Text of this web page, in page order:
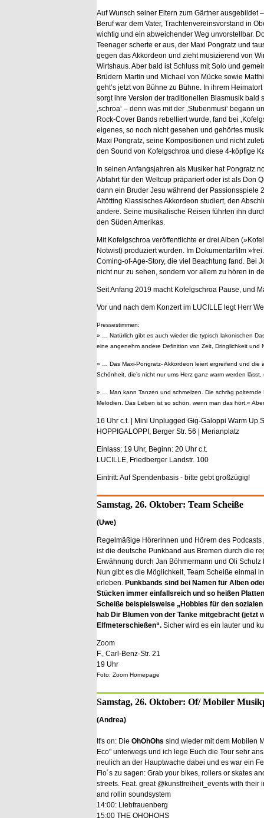
Auf Wunsch seiner Eltern zum Gärtner ausgebildet
Beruf war dem Vater, Trachtenvereinsvorstand in
wichtig und ein abweichender Weg unvorstellbar.
Teenager scherte er aus, der Maxi Pongratz und
gegen das Akkordeon und zieht musizierend von
Wirtshaus. Aber bald ist Schluss mit Solo und
Brüdern Martin und Michael von Mücke sowie
geht’s jetzt von Bühne zu Bühne. In ihrem
sorgt ihre Version der traditionellen Blasmusik bald
‚schroa‘ – denn was mit der ‚Stubenmusi‘ begann
Rock-Cover Bands rebelliert wurde, fand bei
eigenes, so noch nicht gesehen und gehörtes
Maxi Pongratz, seine Kompositionen und nicht
den Sound von Kofelgschroa und diese 4-köpfige
In seinen Anfangsjahren als Musiker hat Pongratz
Abfahrt für den Weltcup präpariert oder ist als Don
dann ein Bruder Jesu während der Passionsspiele
Altötting Klassisches Akkordeon studiert, den
andere. Seine musikalische Reisen führten ihn
den Süden Amerikas.
Mit Kofelgschroa veröffentlichte er drei Alben
Notwist) produziert wurden. Im Dokumentarfilm
Coming-of-Age-Story, die viel Beachtung fand. Bei
nicht nur zu sehen, sondern vor allem zu hören in
Seit Anfang 2019 macht Kofelgschroa Pause, und
Vor und nach dem Konzert im LUCILLE legt Herr
Pressestimmen:
» … Natürlich gibt es auch wieder die typisch lakonischen
eine angenehm andere Definition von Zeit, Dringlichkeit
» … Das Maxi-Pongratz- Akkordeon leiert ergreifend und
Schönheit, die’s nicht nur ums Herz ganz warm werden
» … Man kann Tanzen und schmelzen. Die schräg
Melodien. Das Leben ist so schön, wenn man das hört.«
16 Uhr c.t. | Mini Unplugged Gig-Galoppi Warm Up
HOPPIGALOPPI, Berger Str. 56 | Merianplatz
Einlass: 19 Uhr, Beginn: 20 Uhr c.t.
LUCILLE, Friedberger Landstr. 100
Eintritt: Auf Spendenbasis - bitte gebt großzügig!
Samstag, 26. Oktober: Team Scheiße
(Uwe)
Regelmäßige Hörerinnen und Hörern des Podcasts
ist die deutsche Punkband aus Bremen durch die
Erwähnung durch Jan Böhmermann und Oli Schulz
Nun gibt es die Möglichkeit, Team Scheiße einmal
erleben. Punkbands sind bei Namen für Alben
Stücken immer einfallsreich und so heißen
Scheiße beispielsweise „Hobbies für den
hab Dir Blumen von der Tanke mitgebracht
Elfmeterschießen“. Sicher wird es ein lauter und
Zoom
F., Carl-Benz-Str. 21
19 Uhr
Foto: Zoom Homepage
Samstag, 26. Oktober: Of/ Mobiler
(Andrea)
It's on: Die OhOhOhs sind wieder mit dem Mobilen
Eco" unterwegs und ich lege Euch die Tour sehr
neulich an der Hauptwache dabei und es war ein
Flo´s zu sagen: Grab your bikes, rollers or skates
streets. Feat. great @kunstfreiheit_events with their
and rollin soundsystem
14:00: Liebfrauenberg
15:00 THE OHOHOHS